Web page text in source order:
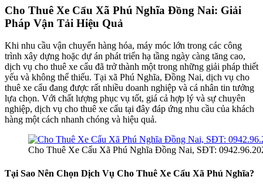
Cho Thuê Xe Cẩu Xã Phú Nghĩa Đồng Nai: Giải
Pháp Vận Tải Hiệu Quả
Khi nhu cầu vận chuyển hàng hóa, máy móc lớn trong các công
trình xây dựng hoặc dự án phát triển hạ tầng ngày càng tăng cao,
dịch vụ cho thuê xe cẩu đã trở thành một trong những giải pháp thiết
yếu và không thể thiếu. Tại xã Phú Nghĩa, Đồng Nai, dịch vụ cho
thuê xe cẩu đang được rất nhiều doanh nghiệp và cá nhân tin tưởng
lựa chọn. Với chất lượng phục vụ tốt, giá cả hợp lý và sự chuyên
nghiệp, dịch vụ cho thuê xe cẩu tại đây đáp ứng nhu cầu của khách
hàng một cách nhanh chóng và hiệu quả.
Cho Thuê Xe Cẩu Xã Phú Nghĩa Đồng Nai, SĐT:
Tại Sao Nên Chọn Dịch Vụ Cho Thuê Xe Cẩu Xã Phú Nghĩa?